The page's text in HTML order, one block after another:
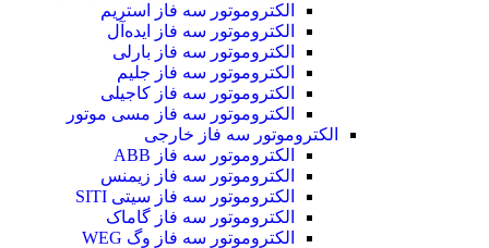
الکتروموتور سه فاز استریم
الکتروموتور سه فاز ایده‌آل
الکتروموتور سه فاز بارلی
الکتروموتور سه فاز جلیم
الکتروموتور سه فاز کاجیلی
الکتروموتور سه فاز مسی موتور
الکتروموتور سه فاز خارجی
الکتروموتور سه فاز ABB
الکتروموتور سه فاز زیمنس
الکتروموتور سه فاز سیتی SITI
الکتروموتور سه فاز گاماک
الکتروموتور سه فاز وگ WEG